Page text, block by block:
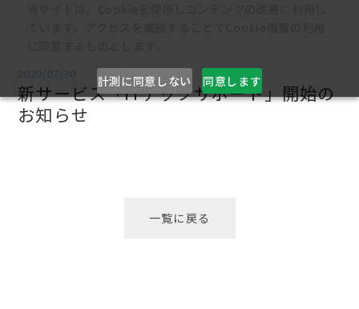
計測に同意しない 同意します
2020/07/30
新サービス「ITテックサポート」開始の
お知らせ
一覧に戻る